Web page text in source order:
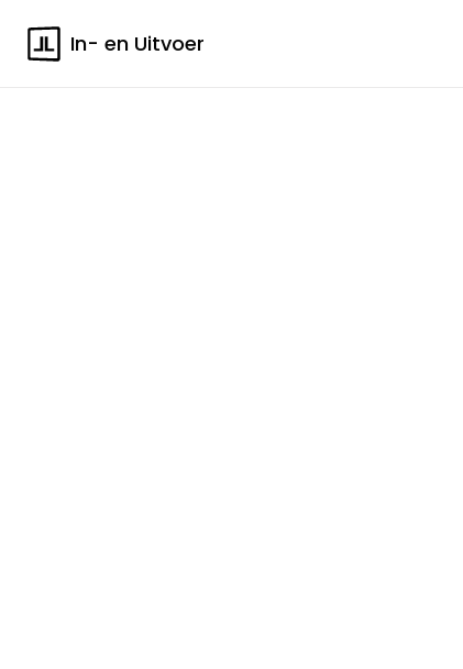
In- en Uitvoer